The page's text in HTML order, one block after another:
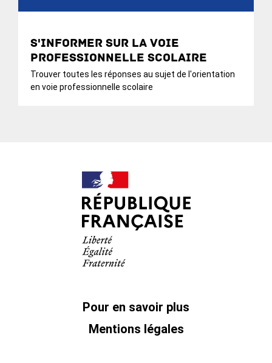
S'informer sur la voie
professionnelle scolaire
Trouver toutes les réponses au sujet de l'orientation
en voie professionnelle scolaire
Pour en savoir plus
Mentions légales